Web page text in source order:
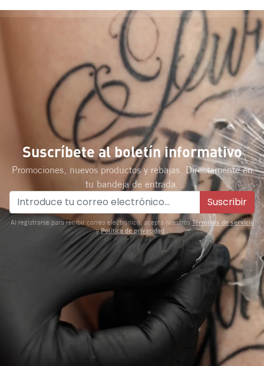
Suscríbete al boletín informativo
Promociones, nuevos productos y rebajas. Directamente en
tu bandeja de entrada.
Suscribir
Al registrarse para recibir correo electrónico, acepta nuestrosTérminos de servicio
yPolítica de privacidad